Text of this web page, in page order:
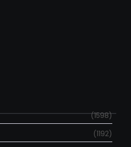
(1598)
(1192)